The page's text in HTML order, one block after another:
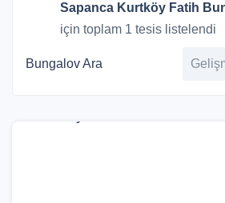
Sapanca Kurtköy Fatih
için toplam 1 tesis listelendi
Bungalov Ara